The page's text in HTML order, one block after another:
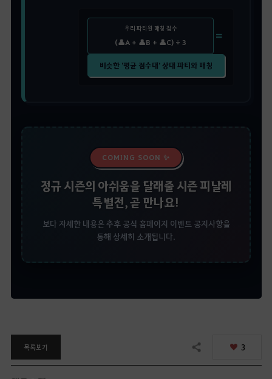
우리 파티원 매칭 점수
(👤A + 👤B + 👤C) ÷ 3 ＝
비슷한 '평균 점수대' 상대 파티와 매칭
COMING SOON ✨
정규 시즌의 아쉬움을 달래줄 시즌 피날레
특별전, 곧 만나요!
보다 자세한 내용은 추후 공식 홈페이지 이벤트 공지사항을
통해 상세히 소개됩니다.
목록보기 공유하기 3